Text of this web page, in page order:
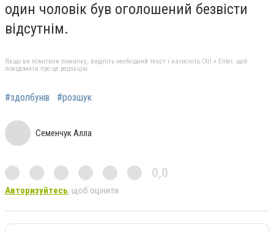
один чоловік був оголошений безвісти
відсутнім.
Якщо ви помітили помилку, виділіть необхідний текст і натисніть Ctrl + Enter, щоб
повідомити про це редакцію
#здолбунів #розшук
Семенчук Алла
0,0
Авторизуйтесь, щоб оцінити